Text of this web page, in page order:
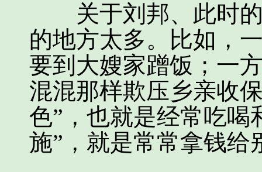
关于刘邦、此时的
的地方太多。比如，
要到大嫂家蹭饭；一
混混那样欺压乡亲收
色”，也就是经常吃喝
施”，就是常常拿钱给